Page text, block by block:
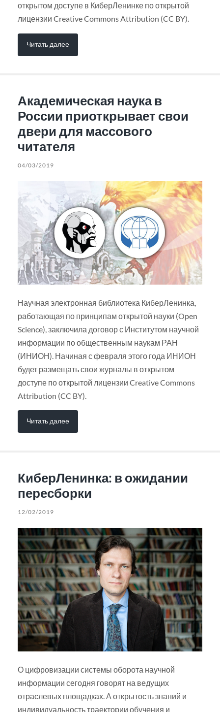
открытом доступе в КиберЛенинке по открытой
лицензии Creative Commons Attribution (CC BY).
Читать далее
Академическая наука в
России приоткрывает свои
двери для массового
читателя
04/03/2019
Научная электронная библиотека КиберЛенинка,
работающая по принципам открытой науки (Open
Science), заключила договор с Институтом научной
информации по общественным наукам РАН
(ИНИОН). Начиная с февраля этого года ИНИОН
будет размещать свои журналы в открытом
доступе по открытой лицензии Creative Commons
Attribution (CC BY).
Читать далее
КиберЛенинка: в ожидании
пересборки
12/02/2019
О цифровизации системы оборота научной
информации сегодня говорят на ведущих
отраслевых площадках. А открытость знаний и
индивидуальность траектории обучения и